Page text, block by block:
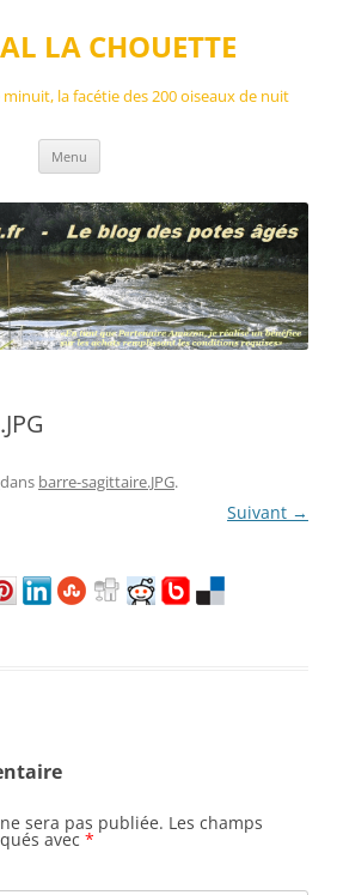
LA CHOUETTE
la facétie des 200 oiseaux de nuit
Menu
dans barre-sagittaire.JPG.
Suivant →
sera pas publiée. Les champs
avec *